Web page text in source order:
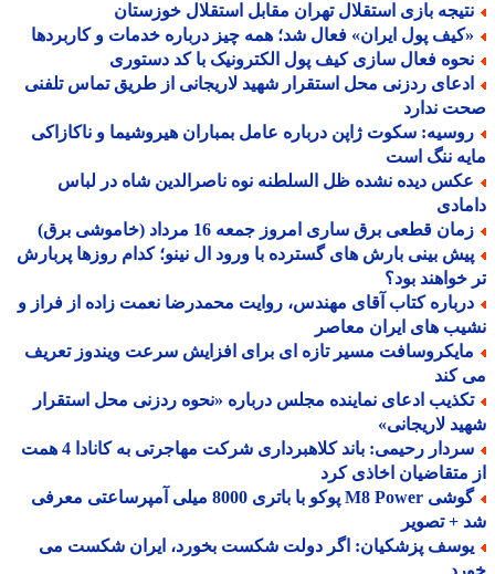
بازی استقلال تهران مقابل استقلال خوزستان
پول ایران» فعال شد؛ همه چیز درباره خدمات و کاربردها
فعال سازی کیف پول الکترونیک با کد دستوری
ردزنی محل استقرار شهید لاریجانی از طریق تماس تلفنی
ندارد
سکوت ژاپن درباره عامل بمباران هیروشیما و ناکازاکی
ننگ است
دیده نشده ظل السلطنه نوه ناصرالدین شاه در لباس
قطعی برق ساری امروز جمعه 16 مرداد (خاموشی برق)
بینی بارش های گسترده با ورود ال نینو؛ کدام روزها پربارش
بود؟
کتاب آقای مهندس، روایت محمدرضا نعمت زاده از فراز و
های ایران معاصر
مسیر تازه ای برای افزایش سرعت ویندوز تعریف
کند
ادعای نماینده مجلس درباره «نحوه ردزنی محل استقرار
لاریجانی»
سردار رحیمی: باند کلاهبرداری شرکت مهاجرتی به کانادا 4 همت
متقاضیان اخاذی کرد
گوشی M8 Power پوکو با باتری 8000 میلی آمپرساعتی معرفی
+ تصویر
پزشکیان: اگر دولت شکست بخورد، ایران شکست می